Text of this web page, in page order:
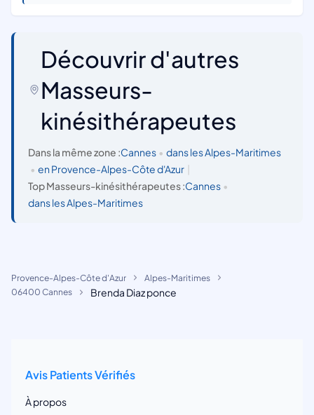
Découvrir d'autres
Masseurs-
kinésithérapeutes
Dans la même zone :Cannes • dans les Alpes-Maritimes
• en Provence-Alpes-Côte d'Azur
Top Masseurs-kinésithérapeutes :Cannes •
dans les Alpes-Maritimes
Provence-Alpes-Côte d'Azur
Alpes-Maritimes
06400 Cannes
Brenda Diaz ponce
Avis Patients Vérifiés
À propos